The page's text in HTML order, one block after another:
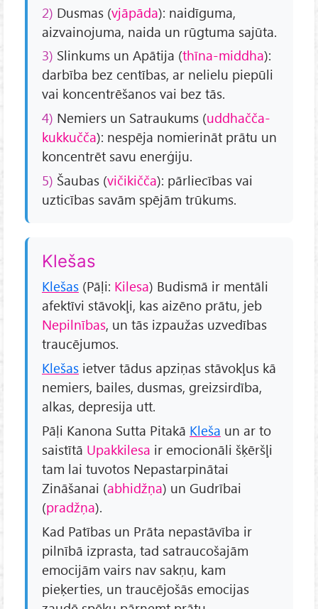
2) Dusmas (vjāpāda): naidīguma,
aizvainojuma, naida un rūgtuma sajūta.
3) Slinkums un Apātija (thīna-middha):
darbība bez centības, ar nelielu piepūli
vai koncentrēšanos vai bez tās.
4) Nemiers un Satraukums (uddhačča-
kukkučča): nespēja nomierināt prātu un
koncentrēt savu enerģiju.
5) Šaubas (vičikičča): pārliecības vai
uzticības savām spējām trūkums.
Klešas
Klešas (Pāḷi: Kilesa) Budismā ir mentāli
afektīvi stāvokļi, kas aizēno prātu, jeb
Nepilnības, un tās izpaužas uzvedības
traucējumos.
Klešas ietver tādus apziņas stāvokļus kā
nemiers, bailes, dusmas, greizsirdība,
alkas, depresija utt.
Pāḷi Kanona Sutta Pitakā Kleša un ar to
saistītā Upakkilesa ir emocionāli šķēršļi
tam lai tuvotos Nepastarpinātai
Zināšanai (abhidžņa) un Gudrībai
(pradžņa).
Kad Patības un Prāta nepastāvība ir
pilnībā izprasta, tad satraucošajām
emocijām vairs nav sakņu, kam
pieķerties, un traucējošās emocijas